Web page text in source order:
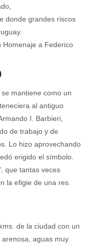
donde grandes riscos
Homenaje a Federico
mantiene como un
al antiguo
I. Barbieri,
de trabajo y de
Lo hizo aprovechando
erigido el símbolo.
que tantas veces
la efigie de una res.
de la ciudad con un
aguas muy